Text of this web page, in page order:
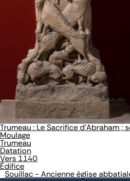
Trumeau : Le Sacrifice d'Abraham ;
Moulage
Trumeau
Datation
Vers 1140
Édifice
Souillac - Ancienne église